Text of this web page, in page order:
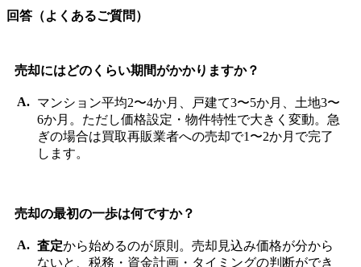
回答（よくあるご質問）
売却にはどのくらい期間がかかりますか？
マンション平均2〜4か月、戸建て3〜5か月、土地3〜
6か月。ただし価格設定・物件特性で大きく変動。急
ぎの場合は買取再販業者への売却で1〜2か月で完了
します。
売却の最初の一歩は何ですか？
査定から始めるのが原則。売却見込み価格が分から
ないと、税務・資金計画・タイミングの判断ができ